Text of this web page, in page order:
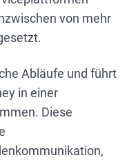
von mehr
Abläufe und führt
in einer
Diese